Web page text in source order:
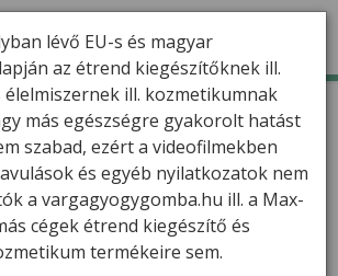
Gábor szakcikkei
vannak
bennünk vannak
kivonatok jelentősége a
immunrendszer
lévő EU-s és magyar
az étrend kiegészítőknek ill.
élelmiszernek ill. kozmetikumnak
más egészségre gyakorolt hatást
szabad, ezért a videofilmekben
és egyéb nyilatkozatok nem
a vargagyogygomba.hu ill. a Max-
cégek étrend kiegészítő és
termékeire sem.